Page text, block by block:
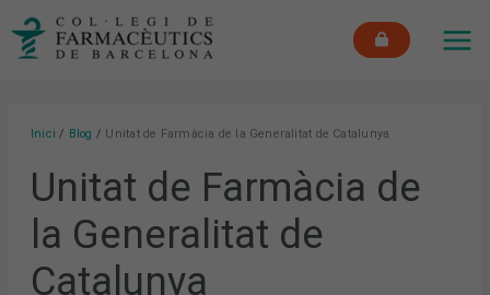
Inici Blog Unitat de Farmàcia de la Generalitat de Catalunya
Unitat de Farmàcia de
la Generalitat de
Catalunya